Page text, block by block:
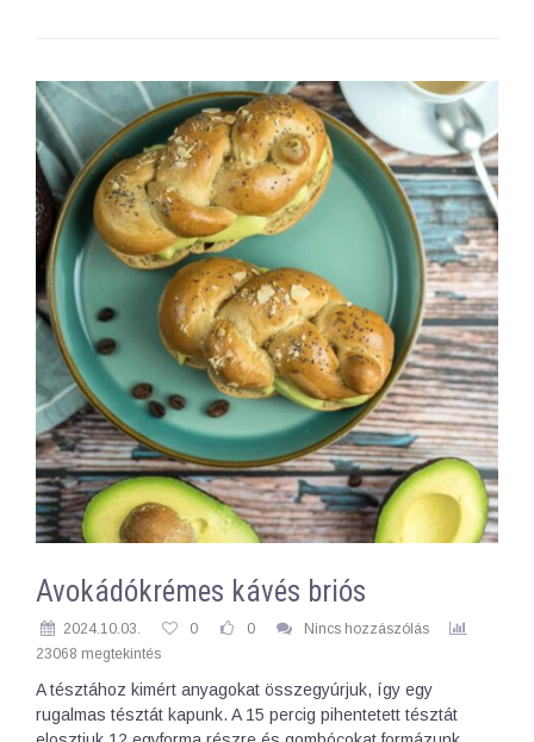
Avokádókrémes kávés briós
2024.10.03. 0 0
Nincs hozzászólás
23068 megtekintés
A tésztához kimért anyagokat összegyúrjuk, így egy
rugalmas tésztát kapunk. A 15 percig pihentetett tésztát